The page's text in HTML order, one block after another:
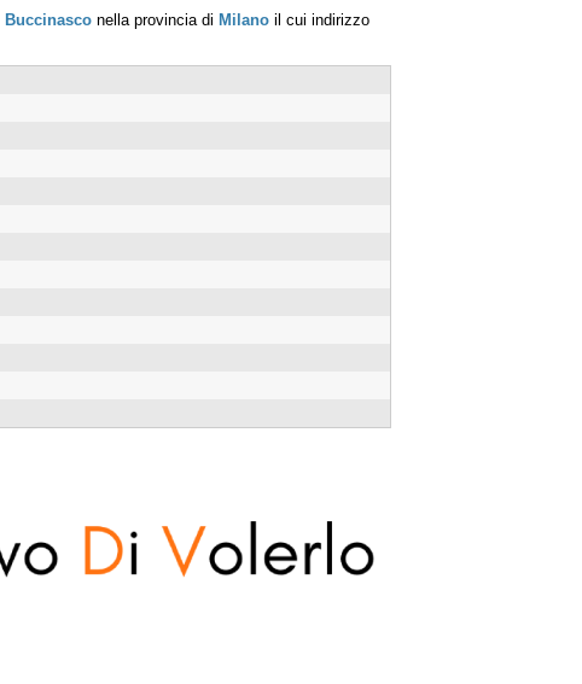
Buccinasco nella provincia di Milano il cui indirizzo